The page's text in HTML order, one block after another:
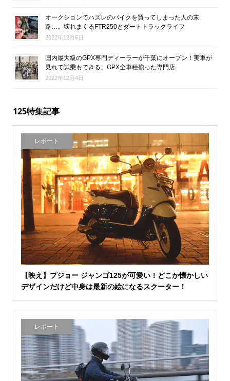
オークションでハズレのバイクを買ってしまった人の末
路…。壊れまくるFTR250とダートトラックライフ
2022年12月6日
国内最大級のGPX専門ディーラーが千葉にオープン！実車が
見れて試乗もできる、GPX全車種揃った専門店
2022年12月4日
125特集記事
レポート
【映え】プジョー ジャンゴ125が可愛い！どこか懐かしい
デザインだけど中身は最新の絵になるスクーター！
レポート